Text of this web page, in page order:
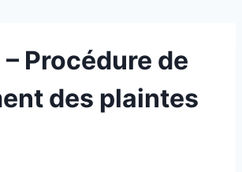
– Procédure de
des plaintes